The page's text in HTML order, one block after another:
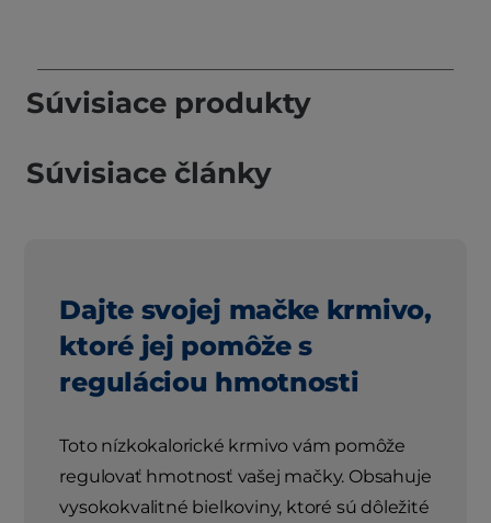
Súvisiace produkty
Súvisiace články
Dajte svojej mačke krmivo,
ktoré jej pomôže s
reguláciou hmotnosti
Toto nízkokalorické krmivo vám pomôže
regulovať hmotnosť vašej mačky. Obsahuje
vysokokvalitné bielkoviny, ktoré sú dôležité